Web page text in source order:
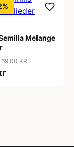
Melange
69,00 KR